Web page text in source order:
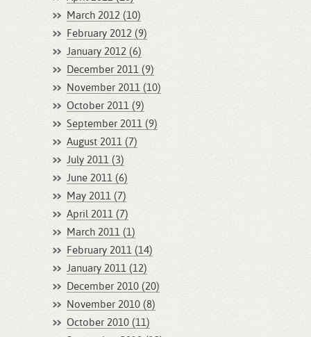
March 2012 (10)
February 2012 (9)
January 2012 (6)
December 2011 (9)
November 2011 (10)
October 2011 (9)
September 2011 (9)
August 2011 (7)
July 2011 (3)
June 2011 (6)
May 2011 (7)
April 2011 (7)
March 2011 (1)
February 2011 (14)
January 2011 (12)
December 2010 (20)
November 2010 (8)
October 2010 (11)